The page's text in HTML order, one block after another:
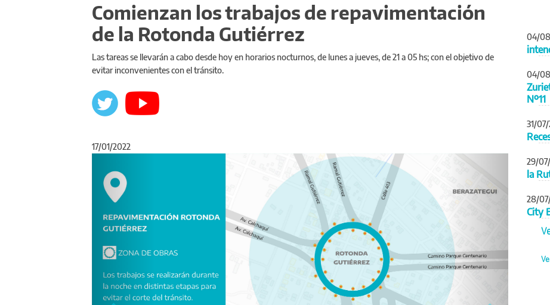
Comienzan los trabajos de repavimentación
de la Rotonda Gutiérrez
Las tareas se llevarán a cabo desde hoy en horarios nocturnos, de lunes a jueves, de 21 a 05 hs; con el objetivo de
evitar inconvenientes con el tránsito.
17/01/2022
Anterior Siguiente
04/
04/
Nº11
31/
29/
la
28/
City